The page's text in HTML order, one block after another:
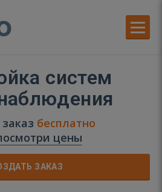
систем
бесплатно
цены
ЗАКАЗ